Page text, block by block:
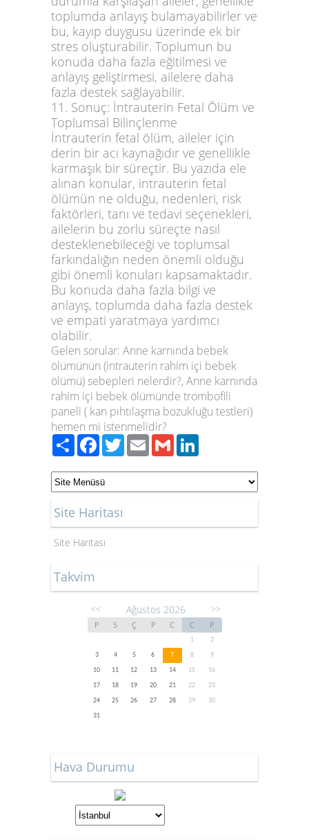
toplumda anlayış bulamayabilirler ve
bu, kayıp duygusu üzerinde ek bir
stres oluşturabilir. Toplumun bu
konuda daha fazla eğitilmesi ve
anlayış geliştirmesi, ailelere daha
fazla destek sağlayabilir.
11. Sonuç: İntrauterin Fetal Ölüm ve
Toplumsal Bilinçlenme
İntrauterin fetal ölüm, aileler için
derin bir acı kaynağıdır ve genellikle
karmaşık bir süreçtir. Bu yazıda ele
alınan konular, intrauterin fetal
ölümün ne olduğu, nedenleri, risk
faktörleri, tanı ve tedavi seçenekleri,
ailelerin bu zorlu süreçte nasıl
desteklenebileceği ve toplumsal
farkındalığın neden önemli olduğu
gibi önemli konuları kapsamaktadır.
Bu konuda daha fazla bilgi ve
anlayış, toplumda daha fazla destek
ve empati yaratmaya yardımcı
olabilir.
Gelen sorular: Anne karnında bebek
ölümünün (intrauterin rahim içi bebek
ölümü) sebepleri nelerdir?, Anne karnında
rahim içi bebek ölümünde trombofili
paneli ( kan pıhtılaşma bozukluğu testleri)
hemen mi istenmelidir?
PaylaşFacebook
TwitterEmailGmail
Site Haritası
Site Haritası
Takvim
<< Ağustos 2026 >>
P S Ç P C C P
1
2
3
4 5 6 7 8
9
10
11 12 13 14 15
16
17
18 19 20 21 22
23
24
25 26 27 28 29
30
31
Hava Durumu